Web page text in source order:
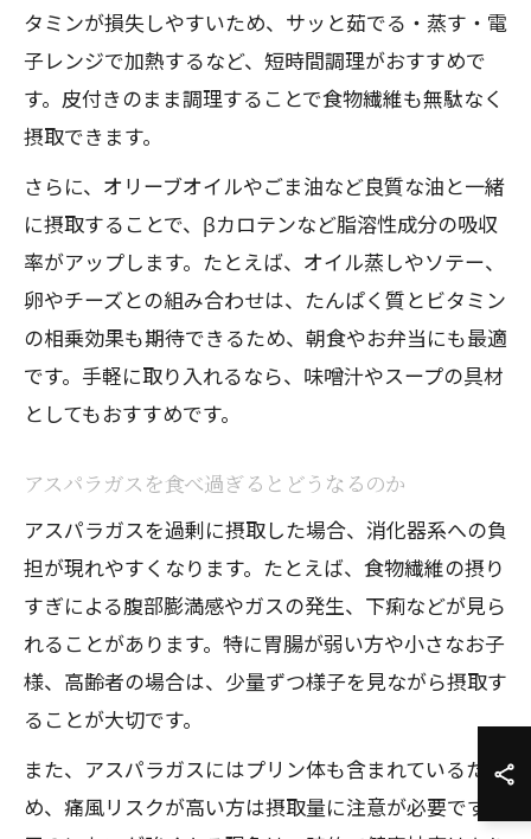
タミンが損失しやすいため、サッと茹でる・蒸す・電
子レンジで加熱するなど、短時間調理がおすすめで
す。皮付きのまま調理することで食物繊維も無駄なく
摂取できます。
さらに、オリーブオイルやごま油など良質な油と一緒
に摂取することで、βカロテンなど脂溶性成分の吸収
率がアップします。たとえば、オイル蒸しやソテー、
卵やチーズとの組み合わせは、たんぱく質とビタミン
の相乗効果も期待できるため、朝食やお弁当にも最適
です。手軽に取り入れるなら、味噌汁やスープの具材
としてもおすすめです。
アスパラガスを食べ過ぎるとどうなるのか
アスパラガスを過剰に摂取した場合、消化器系への負
担が現れやすくなります。たとえば、食物繊維の摂り
すぎによる腹部膨満感やガスの発生、下痢などが見ら
れることがあります。特に胃腸が弱い方や小さなお子
様、高齢者の場合は、少量ずつ様子を見ながら摂取す
ることが大切です。
また、アスパラガスにはプリン体も含まれているた
め、痛風リスクが高い方は摂取量に注意が必要です。